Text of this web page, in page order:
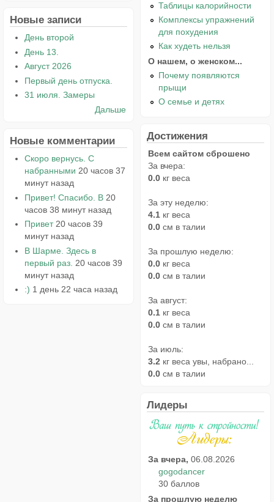
Новые записи
День второй
День 13.
Август 2026
Первый день отпуска.
31 июля. Замеры
Дальше
Новые комментарии
Скоро вернусь. С
набранными 20 часов 37
минут назад
Привет! Спасибо. В 20
часов 38 минут назад
Привет 20 часов 39
минут назад
В Шарме. Здесь в
первый раз. 20 часов 39
минут назад
:) 1 день 22 часа назад
Таблицы калорийности
Комплексы упражнений
для похудения
Как худеть нельзя
О нашем, о женском...
Почему появляются
прыщи
О семье и детях
Достижения
Всем сайтом сброшено
За вчера:
0.0 кг веса
За эту неделю:
4.1 кг веса
0.0 см в талии
За прошлую неделю:
0.0 кг веса
0.0 см в талии
За август:
0.1 кг веса
0.0 см в талии
За июль:
3.2 кг веса увы, набрано...
0.0 см в талии
Лидеры
За вчера, 06.08.2026
gogodancer
30 баллов
За прошлую неделю